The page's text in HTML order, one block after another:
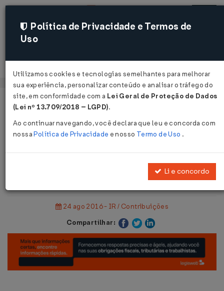
Acessar
Página Inicial
Notícias
DARF: Instituídos novos códigos de
24 ago 2016 - IR / Contribuições
Compartilhar:
Política de Privacidade e Termos de
Uso
Utilizamos cookies e tecnologias semelhantes para melhorar
sua experiência, personalizar conteúdo e analisar o tráfego do
site, em conformidade com a Lei Geral de Proteção de Dados
(Lei nº 13.709/2018 – LGPD).
Ao continuar navegando, você declara que leu e concorda com
nossaPolítica de Privacidade e nosso Termo de Uso .
Li e concordo